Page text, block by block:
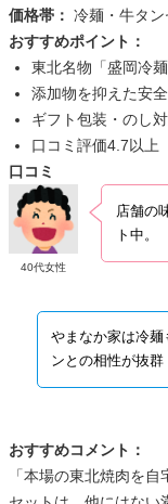
価格帯： 冷麺・牛タ
おすすめポイント：
東北名物「盛岡冷
添加物を抑えた安
ギフト包装・のし
口コミ評価4.7以上
口コミ
40代女性
店舗の
ト中。
やまなか家は冷
ンとの相性が抜群
おすすめコメント：
「本場の東北焼肉を